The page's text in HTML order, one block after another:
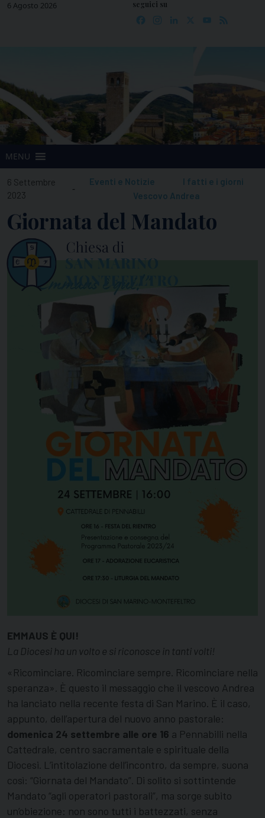
Skip6 Agosto 2026 seguici su
Facebook
Instagram
LinkedIn YouTube
MENU
6 Settembre
2023
-
Eventi e Notizie
I fatti e i giorni
Vescovo Andrea
Giornata del Mandato
EMMAUS È QUI!
La Diocesi ha un volto e si riconosce in tanti volti!
«Ricominciare. Ricominciare sempre. Ricominciare nella
speranza». È questo il messaggio che il vescovo Andrea
ha lanciato nella recente festa di San Marino. È il caso,
appunto, dell’apertura del nuovo anno pastorale:
domenica 24 settembre alle ore 16 a Pennabilli nella
Cattedrale, centro sacramentale e spirituale della
Diocesi. L’intitolazione dell’incontro, da sempre, suona
così: “Giornata del Mandato”. Di solito si sottintende
Mandato “agli operatori pastorali”, ma sorge subito
un’obiezione: non sono tutti i battezzati, senza